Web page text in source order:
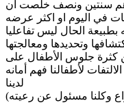
سنتين ونصف خلصت ان
في اليوم او اكثر عرضه
الحال ليس تفاعليا
وتحديدها ومعالجتها
كثرة جلوس الأطفال على
لأطفالنا فهم أمانه
لدينا